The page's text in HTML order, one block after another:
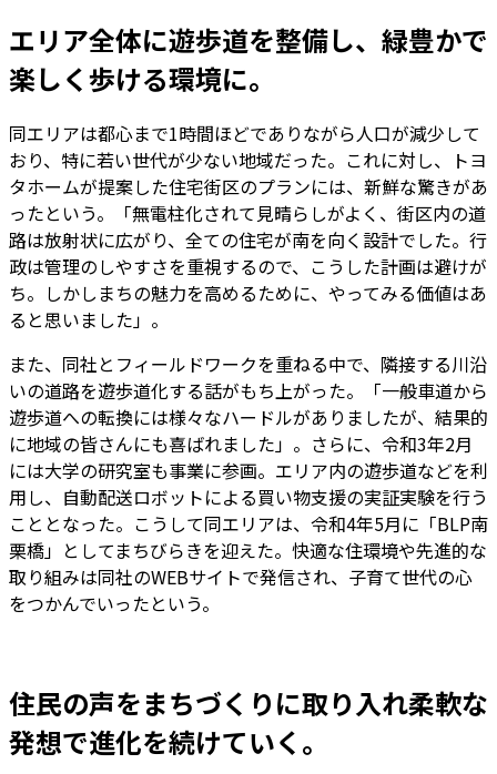
エリア全体に遊歩道を整備し、緑豊かで
楽しく歩ける環境に。
同エリアは都心まで1時間ほどでありながら人口が減少して
おり、特に若い世代が少ない地域だった。これに対し、トヨ
タホームが提案した住宅街区のプランには、新鮮な驚きがあ
ったという。「無電柱化されて見晴らしがよく、街区内の道
路は放射状に広がり、全ての住宅が南を向く設計でした。行
政は管理のしやすさを重視するので、こうした計画は避けが
ち。しかしまちの魅力を高めるために、やってみる価値はあ
ると思いました」。
また、同社とフィールドワークを重ねる中で、隣接する川沿
いの道路を遊歩道化する話がもち上がった。「一般車道から
遊歩道への転換には様々なハードルがありましたが、結果的
に地域の皆さんにも喜ばれました」。さらに、令和3年2月
には大学の研究室も事業に参画。エリア内の遊歩道などを利
用し、自動配送ロボットによる買い物支援の実証実験を行う
こととなった。こうして同エリアは、令和4年5月に「BLP南
栗橋」としてまちびらきを迎えた。快適な住環境や先進的な
取り組みは同社のWEBサイトで発信され、子育て世代の心
をつかんでいったという。
住民の声をまちづくりに取り入れ柔軟な
発想で進化を続けていく。